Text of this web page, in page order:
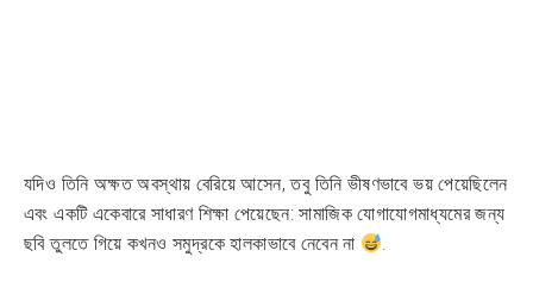
যদিও তিনি অক্ষত অবস্থায় বেরিয়ে আসেন, তবু তিনি ভীষণভাবে ভয় পেয়েছিলেন
এবং একটি একেবারে সাধারণ শিক্ষা পেয়েছেন: সামাজিক যোগাযোগমাধ্যমের জন্য
ছবি তুলতে গিয়ে কখনও সমুদ্রকে হালকাভাবে নেবেন না
.